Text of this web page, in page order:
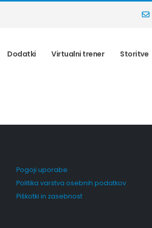
Dodatki Virtualni trener Storitve
Pogoji uporabe
Politika varstva osebnih podatkov
Piškotki in zasebnost